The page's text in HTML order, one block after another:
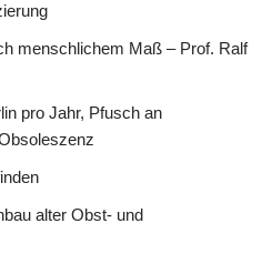
menschlichem Maß – Prof. Ralf
pro Jahr, Pfusch an
alter Obst- und